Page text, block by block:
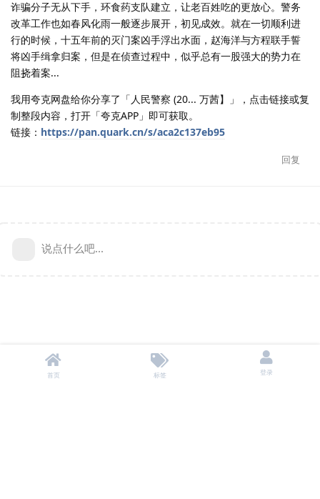
诈骗分子无从下手，环食药支队建立，让老百姓吃的更放心。警务
改革工作也如春风化雨一般逐步展开，初见成效。就在一切顺利进
行的时候，十五年前的灭门案凶手浮出水面，赵海洋与方程联手誓
将凶手缉拿归案，但是在侦查过程中，似乎总有一股强大的势力在
阻挠着案...
我用夸克网盘给你分享了「人民警察 (20... 万茜】」，点击链接或复
制整段内容，打开「夸克APP」即可获取。
链接： https://pan.quark.cn/s/aca2c137eb95
回复
说点什么吧...
首页 标签 登录